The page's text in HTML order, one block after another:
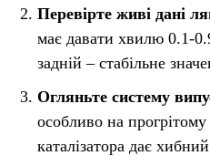
Перевірте живі дані
має давати хвилю 0.1-
задній – стабільне
Огляньте систему
особливо на
каталізатора дає